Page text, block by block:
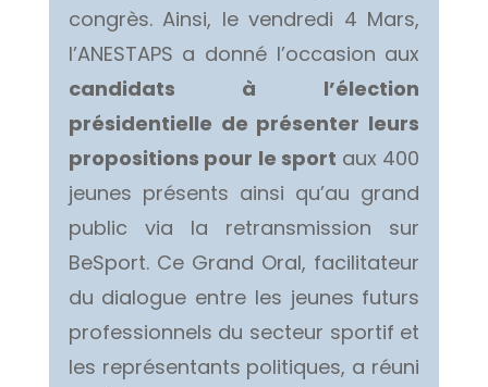
congrès. Ainsi, le vendredi 4 Mars,
l’ANESTAPS a donné l’occasion aux
candidats à l’élection
présidentielle de présenter leurs
propositions pour le sport aux 400
jeunes présents ainsi qu’au grand
public via la retransmission sur
BeSport. Ce Grand Oral, facilitateur
du dialogue entre les jeunes futurs
professionnels du secteur sportif et
les représentants politiques, a réuni